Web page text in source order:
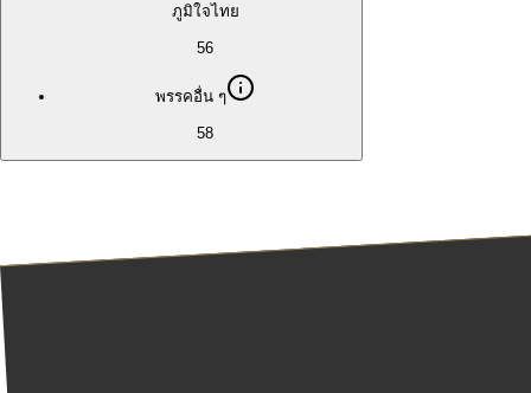
ภูมิใจไทย
56
พรรคอื่น ๆ
58